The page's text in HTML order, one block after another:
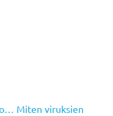
Miten viruksien